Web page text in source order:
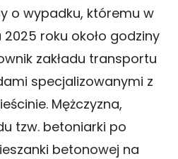
o wypadku, któremu w
roku około godziny
zakładu transportu
specjalizowanymi z
Mężczyzna,
tzw. betoniarki po
betonowej na